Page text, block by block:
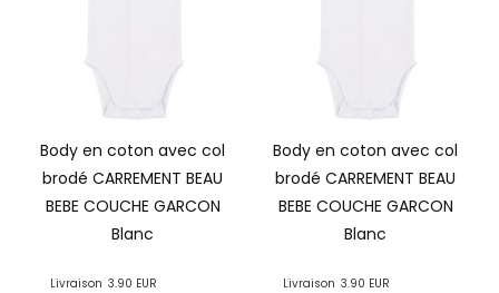
Body en coton avec col
brodé CARREMENT BEAU
BEBE COUCHE GARCON
Blanc
Livraison 3.90 EUR
Body en coton avec col
brodé CARREMENT BEAU
BEBE COUCHE GARCON
Blanc
Livraison 3.90 EUR